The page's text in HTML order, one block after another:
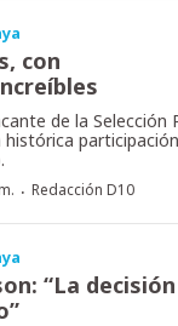
con
de la Selección
· Redacción D10
“La decisión